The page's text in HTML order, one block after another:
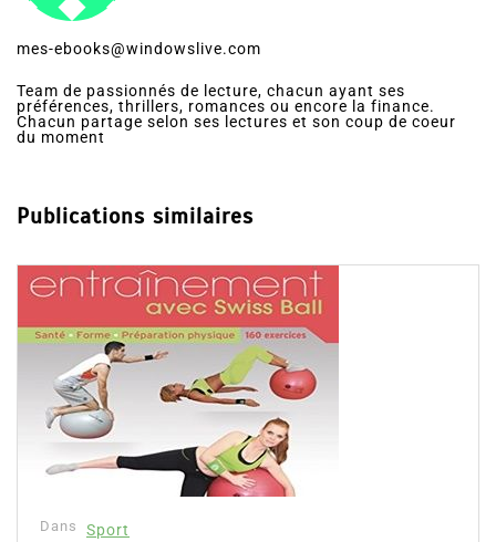
mes-ebooks@windowslive.com
Team de passionnés de lecture, chacun ayant ses
préférences, thrillers, romances ou encore la finance.
Chacun partage selon ses lectures et son coup de coeur
du moment
Publications similaires
Dans Sport